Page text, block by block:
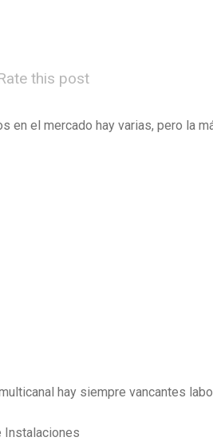
this post
en el mercado hay varias, pero la
hay siempre vancantes
Instalaciones